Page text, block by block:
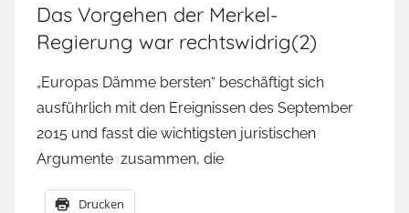
Das Vorgehen der Merkel-
Regierung war rechtswidrig(2)
„Europas Dämme bersten“ beschäftigt sich
ausführlich mit den Ereignissen des September
2015 und fasst die wichtigsten juristischen
Argumente zusammen, die
Drucken